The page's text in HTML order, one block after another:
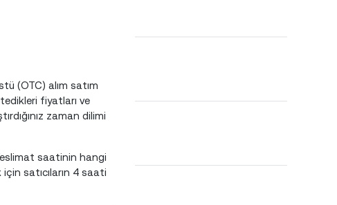
(OTC) alım satım
fiyatları ve
zaman dilimi
saatinin hangi
satıcıların 4 saati